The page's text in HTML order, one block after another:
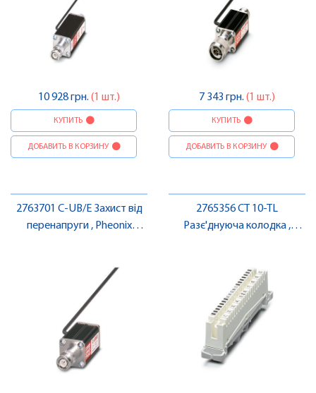
10 928 грн. (1 шт.)
КУПИТЬ
ДОБАВИТЬ В КОРЗИНУ
7 343 грн. (1 шт.)
КУПИТЬ
ДОБАВИТЬ В КОРЗИНУ
2763701 C-UB/E Захист від
перенапруги , Pheonix
2765356 CT 10-TL
Разє'днуюча колодка ,